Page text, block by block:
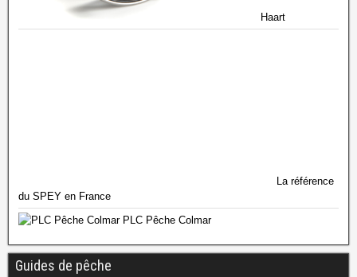
Haart
La référence
du SPEY en France
PLC Pêche Colmar
Guides de pêche